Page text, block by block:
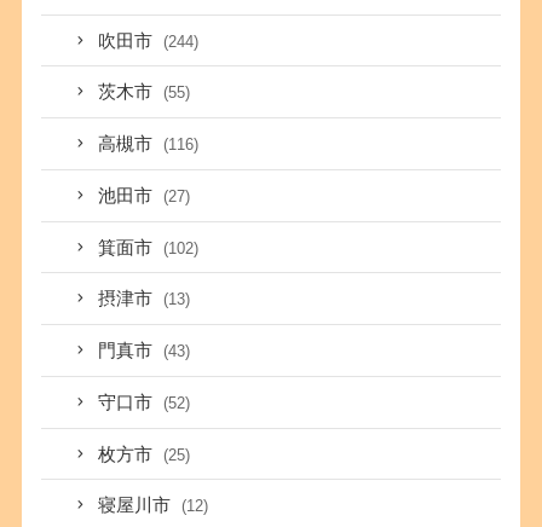
吹田市 (244)
茨木市 (55)
高槻市 (116)
池田市 (27)
箕面市 (102)
摂津市 (13)
門真市 (43)
守口市 (52)
枚方市 (25)
寝屋川市 (12)